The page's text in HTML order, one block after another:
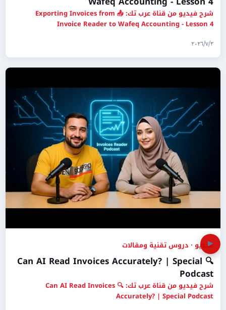
شرح فيديو من قناة عرب تك: 📤 Exporting Invoices from
Invoice Reader to Wafeq Accounting - Lesson 4
٣‏/٧‏/٢٠٢٦
▶
فيديو · دروس تقنية ومقالات
🔍 Can AI Read Invoices Accurately? | Special
Podcast
شرح فيديو من قناة عرب تك: 🔍 Can AI Read Invoices
Accurately? | Special Podcast